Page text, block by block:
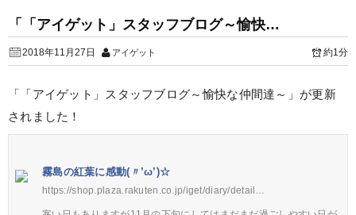
「「アイゲット」スタッフブログ～愉快…
2018年11月27日 アイゲット 約1分
「「アイゲット」スタッフブログ～愉快な仲間達～」が更新
されました！
霧島の紅葉に感動(〃’ω’)☆
https://shop.plaza.rakuten.co.jp/iget/diary/detail…